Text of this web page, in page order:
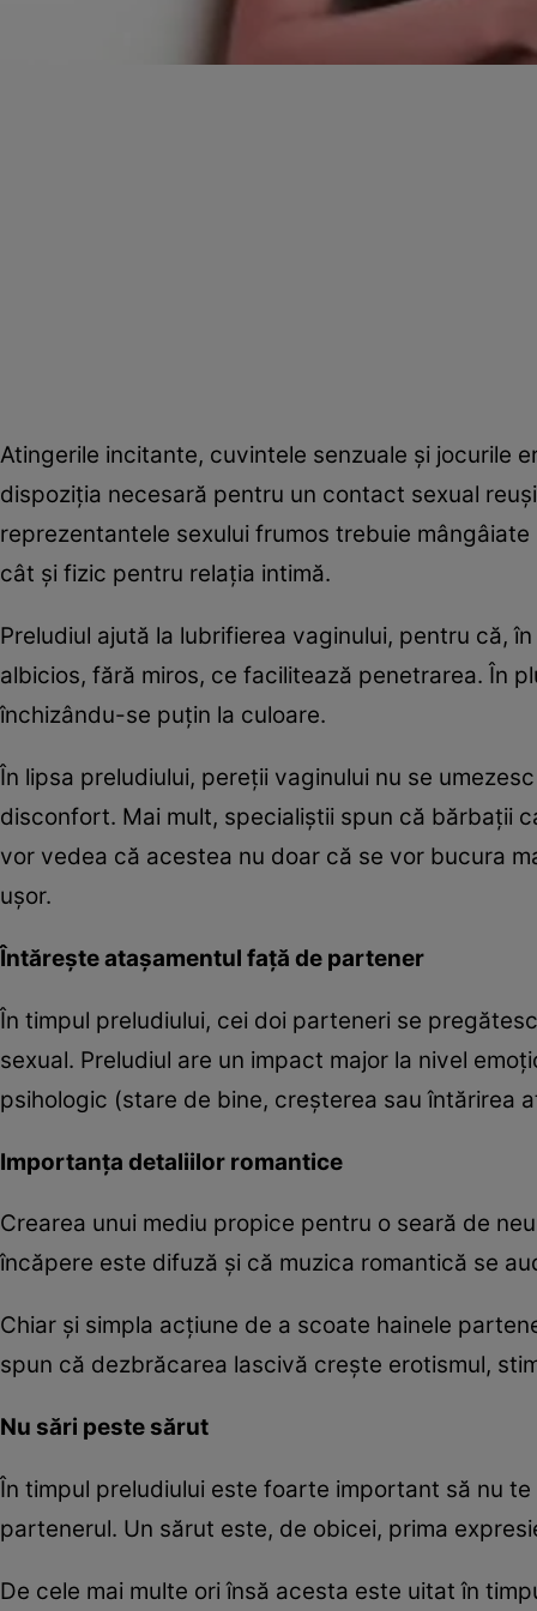
Atingerile incitante, cuvintele senzuale şi jocurile
dispoziţia necesară pentru un contact sexual
reprezentantele sexului frumos trebuie
cât şi fizic pentru relaţia intimă.
Preludiul ajută la lubrifierea vaginului, pentru că,
albicios, fără miros, ce facilitează penetrarea. În
închizându-se puţin la culoare.
În lipsa preludiului, pereţii vaginului nu se
disconfort. Mai mult, specialiştii spun că bărbaţii
vor vedea că acestea nu doar că se vor bucura
uşor.
Întăreşte ataşamentul faţă de partener
În timpul preludiului, cei doi parteneri se
sexual. Preludiul are un impact major la nivel
psihologic (stare de bine, creşterea sau întărirea
Importanţa detaliilor romantice
Crearea unui mediu propice pentru o seară de
încăpere este difuză şi că muzica romantică se
Chiar şi simpla acţiune de a scoate hainele
spun că dezbrăcarea lascivă creşte erotismul,
Nu sări peste sărut
În timpul preludiului este foarte important să nu
partenerul. Un sărut este, de obicei, prima
De cele mai multe ori însă acesta este uitat în